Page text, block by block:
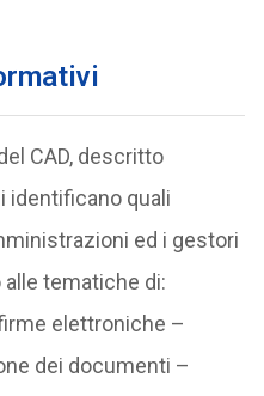
CAD, descritto
identificano quali
ed i gestori
tematiche di:
elettroniche –
dei documenti –